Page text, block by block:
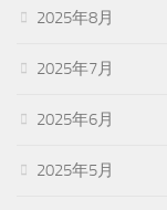
2025年8月
2025年7月
2025年6月
2025年5月